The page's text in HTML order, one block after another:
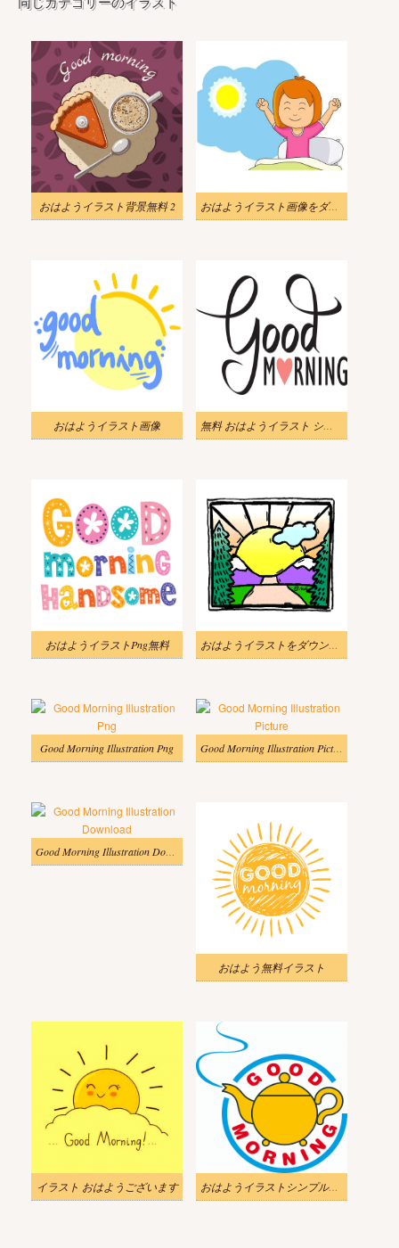
おはようイラスト背景無料 2 おはようイラスト画像をダウンロード
おはようイラスト画像 無料 おはようイラスト シンプル
おはようイラストPng無料 おはようイラストをダウンロード
Good Morning Illustration Png Good Morning Illustration Picture
Good Morning Illustration Download
おはよう無料イラスト
イラスト おはようございます おはようイラストシンプルをダウンロード